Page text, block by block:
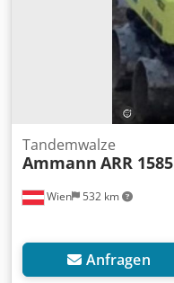
Wien 532 km
Tandemwalze
Ammann ARR 1585
Anfragen